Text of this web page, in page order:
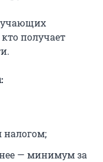
получает
налогом;
— минимум за